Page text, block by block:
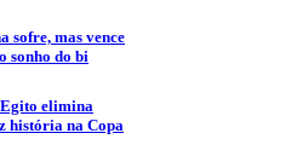
sofre, mas vence
sonho do bi
elimina
história na Copa